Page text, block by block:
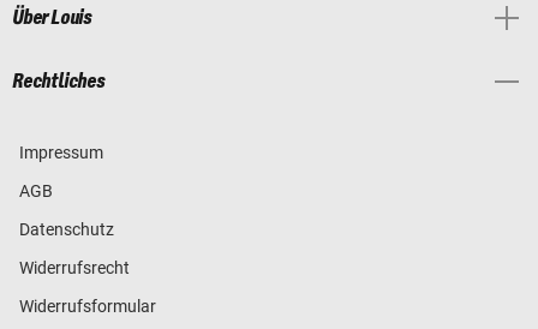
Über Louis
Rechtliches
Impressum
AGB
Datenschutz
Widerrufsrecht
Widerrufsformular